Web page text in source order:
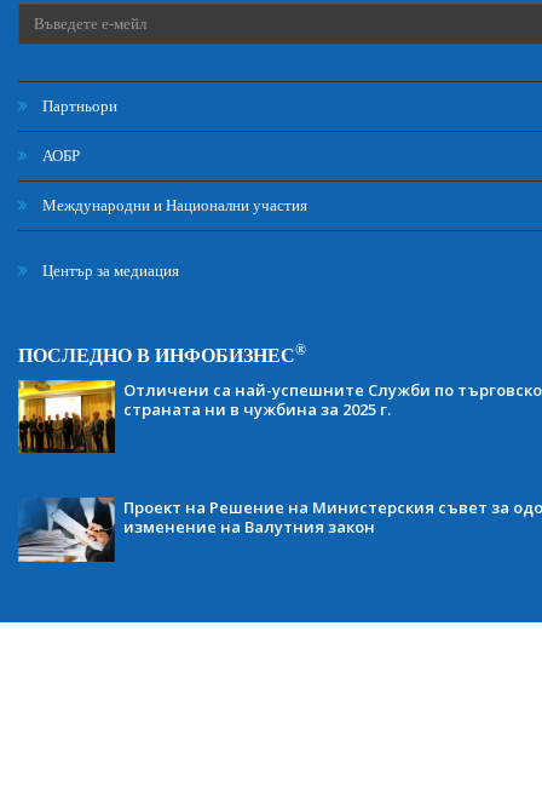
Партньори
АОБР
Международни и Национални участия
Център за медиация
ПОСЛЕДНО В ИНФОБИЗНЕС®
Отличени са най-успешните Служби по
страната ни в чужбина за 2025 г.
Проект на Решение на Министерския съвет за
изменение на Валутния закон